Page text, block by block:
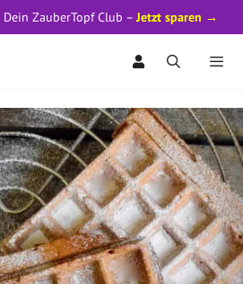
Dein ZauberTopf Club –Jetzt sparen →